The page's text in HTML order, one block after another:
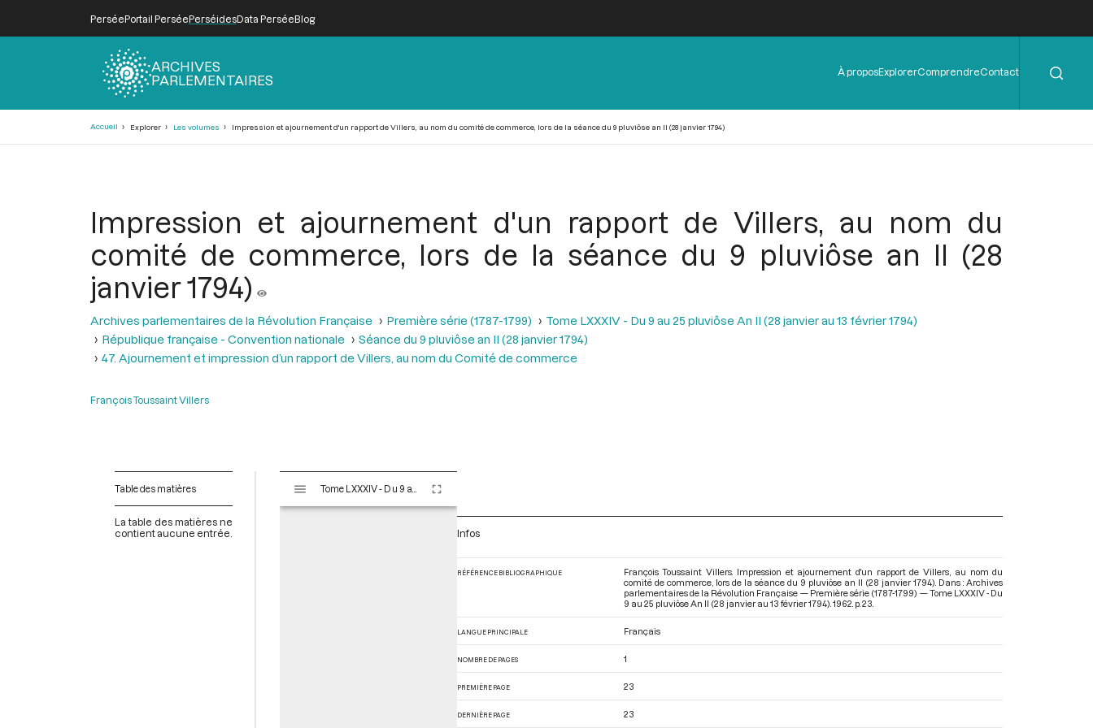
PerséePortail PerséePerséidesData PerséeBlog
ARCHIVES
PARLEMENTAIRES
Menu
de
À proposExplorerComprendreContact
Accueil Explorer Les volumes Impression et ajournement d'un rapport de Villers, au nom du comité de commerce, lors de la séance du 9 pluviôse an II (28 janvier 1794)
Impression et ajournement d'un rapport de Villers, au nom du
comité de commerce, lors de la séance du 9 pluviôse an II (28
janvier 1794)
Archives parlementaires de la Révolution Française Première série (1787-1799)
Tome LXXXIV - Du 9 au 25 pluviôse An II (28 janvier au 13 février 1794)
République française - Convention nationale
Séance du 9 pluviôse an II (28 janvier 1794)
47. Ajournement et impression d’un rapport de Villers, au nom du Comité de commerce
François Toussaint Villers
Table des matières
La table des matières ne
contient aucune entrée.
s
Infos
RÉFÉRENCE BIBLIOGRAPHIQUE
François Toussaint Villers. Impression et ajournement d'un rapport de Villers, au nom du
comité de commerce, lors de la séance du 9 pluviôse an II (28 janvier 1794). Dans : Archives
parlementaires de la Révolution Française — Première série (1787-1799) — Tome LXXXIV - Du
9 au 25 pluviôse An II (28 janvier au 13 février 1794) . 1962. p. 23.
LANGUE PRINCIPALE Français
NOMBRE DE PAGES 1
PREMIÈRE PAGE 23
DERNIÈRE PAGE 23